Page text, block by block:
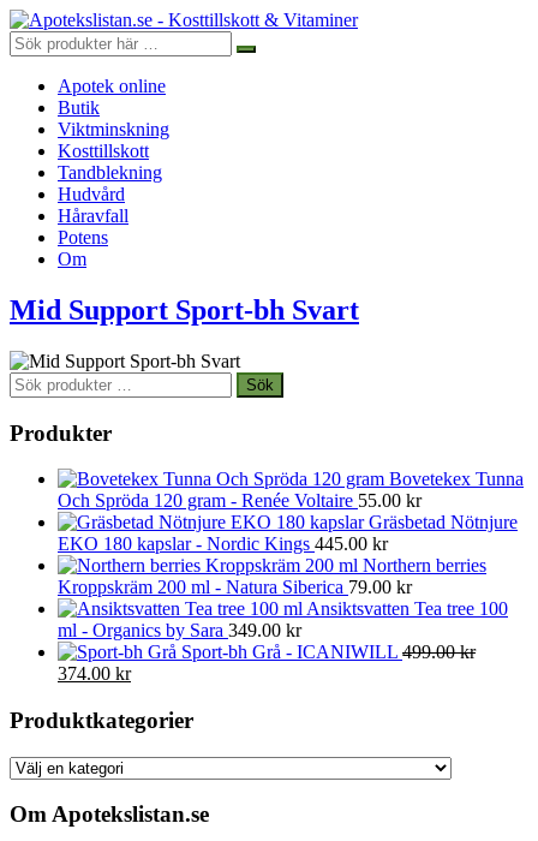
Apotek online
Butik
Viktminskning
Kosttillskott
Tandblekning
Hudvård
Håravfall
Potens
Om
Mid Support Sport-bh Svart
Sök
efter:
Sök
Produkter
Bovetekex Tunna
Och Spröda 120 gram - Renée Voltaire 55.00 kr
Gräsbetad Nötnjure
EKO 180 kapslar - Nordic Kings 445.00 kr
Northern berries
Kroppskräm 200 ml - Natura Siberica 79.00 kr
Ansiktsvatten Tea tree 100
ml - Organics by Sara 349.00 kr
Sport-bh Grå - ICANIWILL 499.00kr
Det
priset
499.00 kr.
374.00 krDet
priset
är:
374.00 kr.
Produktkategorier
Om Apotekslistan.se